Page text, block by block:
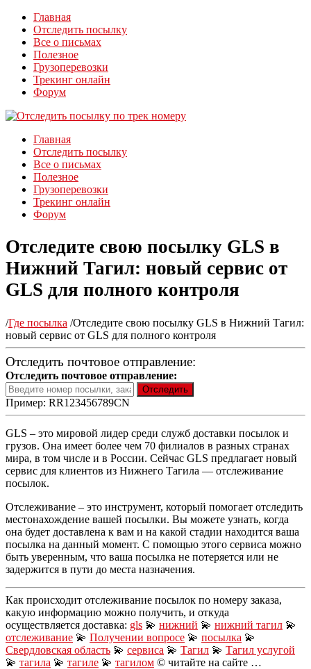
Главная
Отследить посылку
Все о письмах
Полезное
Грузоперевозки
Трекинг онлайн
Форум
Главная
Отследить посылку
Все о письмах
Полезное
Грузоперевозки
Трекинг онлайн
Форум
Отследите свою посылку GLS в
Нижний Тагил: новый сервис от
GLS для полного контроля
/Где посылка /Отследите свою посылку GLS в Нижний Тагил:
новый сервис от GLS для полного контроля
Отследить почтовое отправление:
Отследить почтовое отправление:
Пример: RR123456789CN
GLS – это мировой лидер среди служб доставки посылок и
грузов. Она имеет более чем 70 филиалов в разных странах
мира, в том числе и в России. Сейчас GLS предлагает новый
сервис для клиентов из Нижнего Тагила — отслеживание
посылок.
Отслеживание – это инструмент, который помогает отследить
местонахождение вашей посылки. Вы можете узнать, когда
она будет доставлена к вам и на какой стадии находится ваша
посылка на данный момент. С помощью этого сервиса можно
быть уверенным, что ваша посылка не потеряется или не
задержится в пути до места назначения.
Как происходит отслеживание посылок по номеру заказа,
какую информацию можно получить, и откуда
осуществляется доставка: gls 💫 нижний 💫 нижний тагил 💫
отслеживание 💫 Получении вопросе 💫 посылка 💫
Свердловская область 💫 сервиса 💫 Тагил 💫 Тагил услугой
💫 тагила 💫 тагиле 💫 тагилом © читайте на сайте …